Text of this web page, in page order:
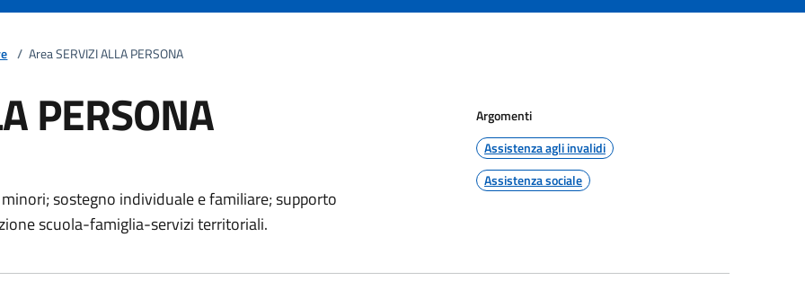
/ Area SERVIZI ALLA PERSONA
PERSONA
sostegno individuale e familiare; supporto
scuola-famiglia-servizi territoriali.
Argomenti
Assistenza agli invalidi
Assistenza sociale